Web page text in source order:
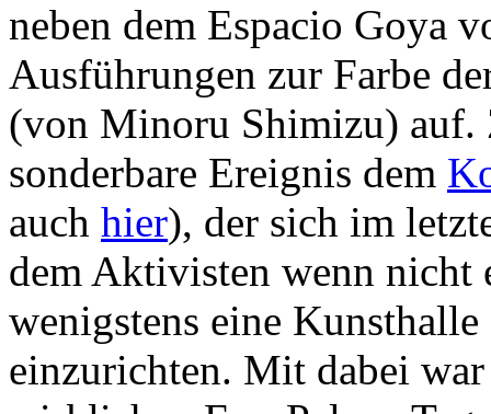
neben dem Espacio Goya
Ausführungen zur Farbe
(von Minoru Shimizu) auf.
sonderbare Ereignis dem
auch hier), der sich im
dem Aktivisten wenn nicht
wenigstens eine
einzurichten. Mit dabei